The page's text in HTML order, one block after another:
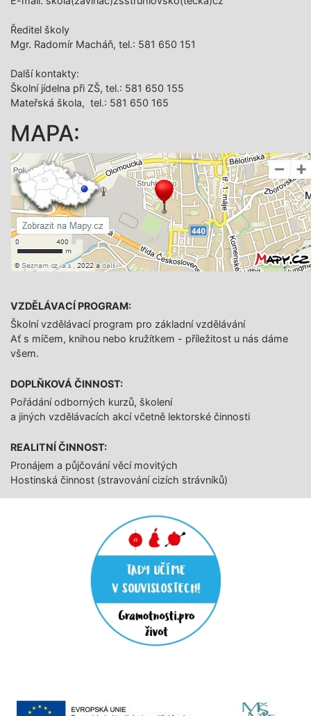
Ředitel školy
Mgr. Radomír Macháň, tel.: 581 650 151
Další­ kontakty:
Školní jídelna při ZŠ, tel.: 581 650 155
Mateřská škola, tel.: 581 650 165
MAPA:
VZDĚLÁVACÍ PROGRAM:
Školní vzdělávací program pro základní vzdělávání
Ať s míčem, knihou nebo kružítkem - příležitost u nás dáme
všem.
DOPLŇKOVÁ ČINNOST:
Pořádání odborných kurzů, školení
a jiných vzdělávacích akcí včetně lektorské činnosti
REALITNÍ ČINNOST:
Pronájem a půjčování věcí movitých
Hostinská činnost (stravování cizích strávníků)